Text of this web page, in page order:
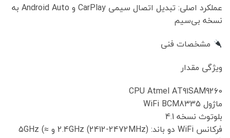
عملکرد اصلی: تبدیل اتصال سیمی CarPlay و Android Auto به
نسخه بی‌سیم
مشخصات فنی
ویژگی مقدار
CPU Atmel AT91SAM9260
ماژول WiFi BCM8335
بلوتوث نسخه 4.1
فرکانس WiFi دو باند: 2.4GHz (2412-2472MHz) و 5GHz (≈